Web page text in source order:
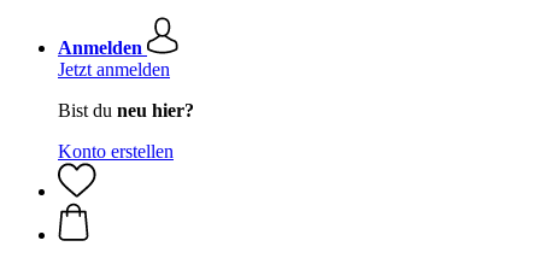
Anmelden
Jetzt anmelden
Bist du neu hier?
Konto erstellen